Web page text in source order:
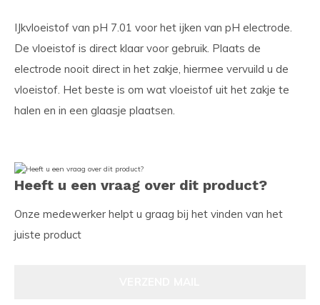
IJkvloeistof van pH 7.01 voor het ijken van pH electrode.
De vloeistof is direct klaar voor gebruik. Plaats de
electrode nooit direct in het zakje, hiermee vervuild u de
vloeistof. Het beste is om wat vloeistof uit het zakje te
halen en in een glaasje plaatsen.
Heeft u een vraag over dit product?
Onze medewerker helpt u graag bij het vinden van het
juiste product